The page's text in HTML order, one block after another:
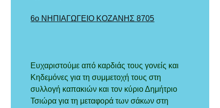
6ο ΝΗΠΙΑΓΩΓΕΙΟ ΚΟΖΑΝΗΣ 8705
Ευχαριστούμε από καρδιάς τους γονείς και
Κηδεμόνες για τη συμμετοχή τους στη
συλλογή καπακιών και τον κύριο Δημήτριο
Τσιώρα για τη μεταφορά των σάκων στη